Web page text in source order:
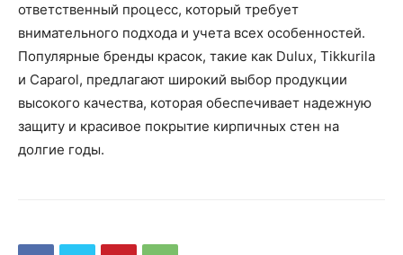
ответственный процесс, который требует
внимательного подхода и учета всех особенностей.
Популярные бренды красок, такие как Dulux, Tikkurila
и Caparol, предлагают широкий выбор продукции
высокого качества, которая обеспечивает надежную
защиту и красивое покрытие кирпичных стен на
долгие годы.